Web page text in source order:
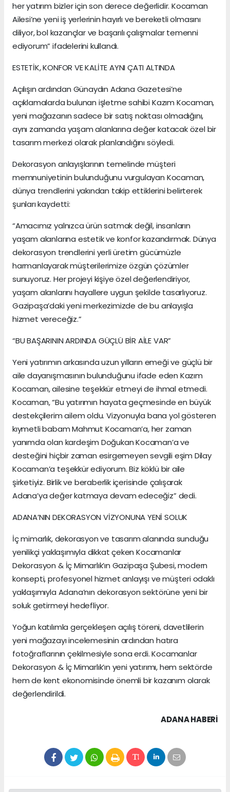
her yatırım bizler için son derece değerlidir. Kocaman
Ailesi’ne yeni iş yerlerinin hayırlı ve bereketli olmasını
diliyor, bol kazançlar ve başarılı çalışmalar temenni
ediyorum” ifadelerini kullandı.
ESTETİK, KONFOR VE KALİTE AYNI ÇATI ALTINDA
Açılışın ardından Günaydın Adana Gazetesi’ne
açıklamalarda bulunan işletme sahibi Kazım Kocaman,
yeni mağazanın sadece bir satış noktası olmadığını,
aynı zamanda yaşam alanlarına değer katacak özel bir
tasarım merkezi olarak planlandığını söyledi.
Dekorasyon anlayışlarının temelinde müşteri
memnuniyetinin bulunduğunu vurgulayan Kocaman,
dünya trendlerini yakından takip ettiklerini belirterek
şunları kaydetti:
“Amacımız yalnızca ürün satmak değil, insanların
yaşam alanlarına estetik ve konfor kazandırmak. Dünya
dekorasyon trendlerini yerli üretim gücümüzle
harmanlayarak müşterilerimize özgün çözümler
sunuyoruz. Her projeyi kişiye özel değerlendiriyor,
yaşam alanlarını hayallere uygun şekilde tasarlıyoruz.
Gazipaşa’daki yeni merkezimizde de bu anlayışla
hizmet vereceğiz.”
“BU BAŞARININ ARDINDA GÜÇLÜ BİR AİLE VAR”
Yeni yatırımın arkasında uzun yılların emeği ve güçlü bir
aile dayanışmasının bulunduğunu ifade eden Kazım
Kocaman, ailesine teşekkür etmeyi de ihmal etmedi.
Kocaman, “Bu yatırımın hayata geçmesinde en büyük
destekçilerim ailem oldu. Vizyonuyla bana yol gösteren
kıymetli babam Mahmut Kocaman’a, her zaman
yanımda olan kardeşim Doğukan Kocaman’a ve
desteğini hiçbir zaman esirgemeyen sevgili eşim Dilay
Kocaman’a teşekkür ediyorum. Biz köklü bir aile
şirketiyiz. Birlik ve beraberlik içerisinde çalışarak
Adana’ya değer katmaya devam edeceğiz” dedi.
ADANA’NIN DEKORASYON VİZYONUNA YENİ SOLUK
İç mimarlık, dekorasyon ve tasarım alanında sunduğu
yenilikçi yaklaşımıyla dikkat çeken Kocamanlar
Dekorasyon & İç Mimarlık’ın Gazipaşa Şubesi, modern
konsepti, profesyonel hizmet anlayışı ve müşteri odaklı
yaklaşımıyla Adana’nın dekorasyon sektörüne yeni bir
soluk getirmeyi hedefliyor.
Yoğun katılımla gerçekleşen açılış töreni, davetlilerin
yeni mağazayı incelemesinin ardından hatıra
fotoğraflarının çekilmesiyle sona erdi. Kocamanlar
Dekorasyon & İç Mimarlık’ın yeni yatırımı, hem sektörde
hem de kent ekonomisinde önemli bir kazanım olarak
değerlendirildi.
ADANA HABERİ